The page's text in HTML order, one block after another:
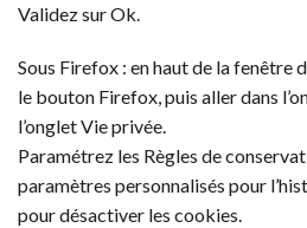
Validez sur Ok.
Sous Firefox : en haut de la fenêtre
le bouton Firefox, puis aller dans
l’onglet Vie privée.
Paramétrez les Règles de
paramètres personnalisés pour
pour désactiver les cookies.